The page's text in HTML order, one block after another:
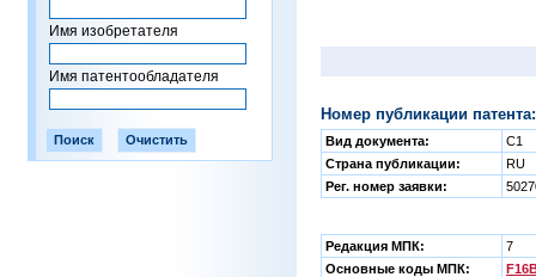
Имя изобретателя
Имя патентообладателя
Номер публикации
Вид документа:
C1
Страна публикации:
RU
Рег. номер заявки:
Редакция МПК:
7
Основные коды МПК: